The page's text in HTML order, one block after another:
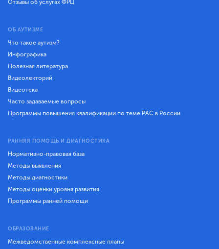
Отзывы об услугах ФРЦ
ОБ АУТИЗМЕ
Что такое аутизм?
Инфографика
Полезная литература
Видеолекторий
Видеотека
Часто задаваемые вопросы
Программы повышения квалификации по теме РАС в России
РАННЯЯ ПОМОЩЬ И ДИАГНОСТИКА
Нормативно-правовая база
Методы выявления
Методы диагностики
Методы оценки уровня развития
Программы ранней помощи
ОБРАЗОВАНИЕ
Межведомственные комплексные планы